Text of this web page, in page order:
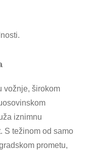
vožnje, širokom
iznimnu
S težinom od samo
prometu,